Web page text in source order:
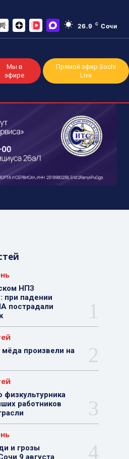
26.9 C Сочи
Мы в
эфире
Прямой эфир Sochi
Live
НПЗ
при падении
пострадали
произвели на
работников
и грозы
9 августа